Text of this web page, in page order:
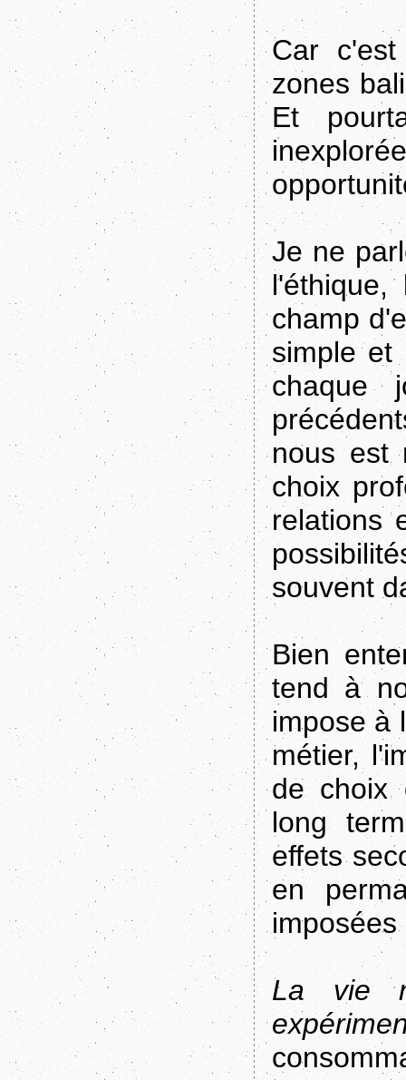
Car
zones
Et
Je ne
champ
simple et
chaque
nous est
choix
relations
souvent
Bien
tend à
impose à
métier,
de choix
long
effets
en
imposées
La vie